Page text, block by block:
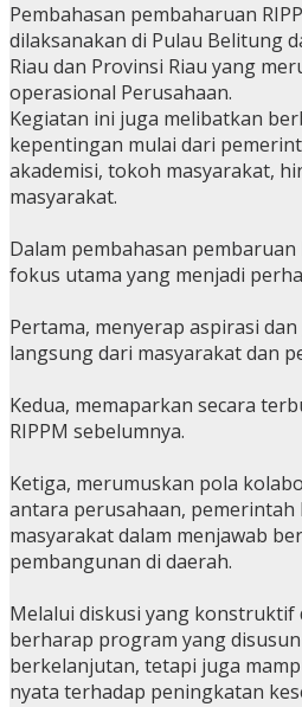
Pembahasan pembaharuan
dilaksanakan di Pulau Belitung
Riau dan Provinsi Riau yang
operasional Perusahaan.
Kegiatan ini juga melibatkan
kepentingan mulai dari
akademisi, tokoh masyarakat,
masyarakat.
Dalam pembahasan
fokus utama yang menjadi
Pertama, menyerap aspirasi
langsung dari masyarakat dan
Kedua, memaparkan secara
RIPPM sebelumnya.
Ketiga, merumuskan pola
antara perusahaan, pemerintah
masyarakat dalam menjawab
pembangunan di daerah.
Melalui diskusi yang konstruktif
berharap program yang
berkelanjutan, tetapi juga
nyata terhadap peningkatan